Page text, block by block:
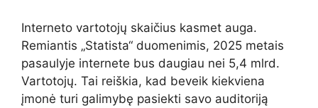
Interneto vartotojų skaičius kasmet auga.
Remiantis „Statista“ duomenimis, 2025 metais
pasaulyje internete bus daugiau nei 5,4 mlrd.
Vartotojų. Tai reiškia, kad beveik kiekviena
įmonė turi galimybę pasiekti savo auditoriją